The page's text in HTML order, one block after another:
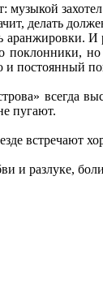
музыкой
делать
аранжировки. И
поклонники,
и постоянный
всегда
пугают.
встречают
и разлуке,